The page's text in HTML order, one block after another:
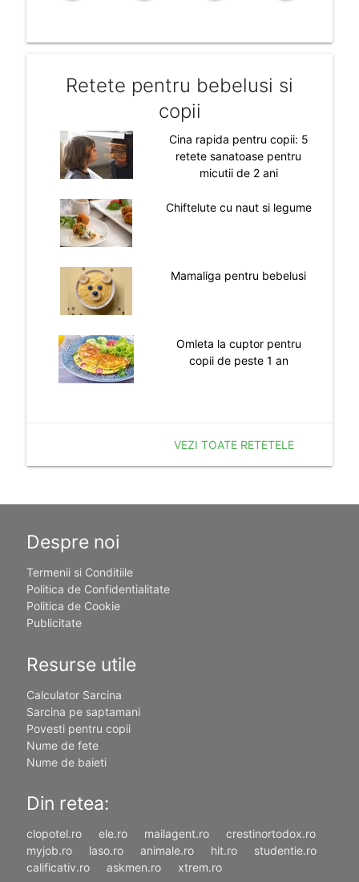
Retete pentru bebelusi si
copii
Cina rapida pentru copii: 5
retete sanatoase pentru
micutii de 2 ani
Chiftelute cu naut si legume
Mamaliga pentru bebelusi
Omleta la cuptor pentru
copii de peste 1 an
VEZI TOATE RETETELE
Despre noi
Termenii si Conditiile
Politica de Confidentialitate
Politica de Cookie
Publicitate
Resurse utile
Calculator Sarcina
Sarcina pe saptamani
Povesti pentru copii
Nume de fete
Nume de baieti
Din retea:
clopotel.ro ele.ro mailagent.ro
crestinortodox.ro
myjob.ro
laso.ro animale.ro hit.ro
studentie.ro
calificativ.ro
askmen.ro xtrem.ro